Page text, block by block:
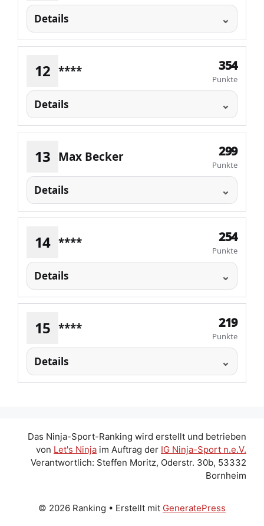
Details
12 **** 354
Punkte
Details
13 Max Becker 299
Punkte
Details
14 **** 254
Punkte
Details
15 **** 219
Punkte
Details
Das Ninja-Sport-Ranking wird erstellt und betrieben
von Let's Ninja im Auftrag der IG Ninja-Sport n.e.V.
Verantwortlich: Steffen Moritz, Oderstr. 30b, 53332
Bornheim
© 2026 Ranking • Erstellt mit GeneratePress